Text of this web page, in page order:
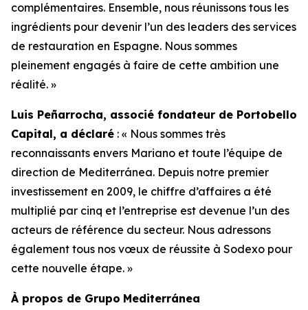
complémentaires. Ensemble, nous réunissons tous les
ingrédients pour devenir l’un des leaders des services
de restauration en Espagne. Nous sommes
pleinement engagés à faire de cette ambition une
réalité. »
Luis Peñarrocha, associé fondateur de Portobello
Capital, a déclaré : « Nous sommes très
reconnaissants envers Mariano et toute l’équipe de
direction de Mediterránea. Depuis notre premier
investissement en 2009, le chiffre d’affaires a été
multiplié par cinq et l’entreprise est devenue l’un des
acteurs de référence du secteur. Nous adressons
également tous nos vœux de réussite à Sodexo pour
cette nouvelle étape. »
À propos de Grupo Mediterránea